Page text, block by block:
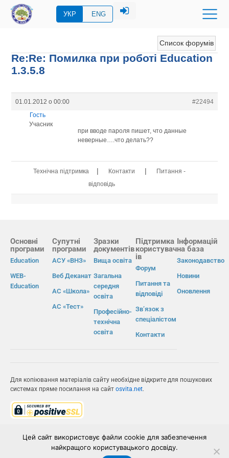
УКР ENG
Список форумів
Re:Re: Помилка при роботі Education
1.3.5.8
01.01.2012 о 00:00
#22494
Гость
Учасник
при вводе пароля пишет, что данные
неверные….что делать??
Технічна підтримка | Контакти |
Питання -
відповідь
Основні
програми
Education
WEB-
Education
Супутні
програми
АСУ «ВНЗ»
Веб Деканат
АС «Школа»
АС «Тест»
Зразки
документів
Вища освіта
Загальна
середня
освіта
Професійно-
технічна
освіта
Підтримка
користувач
ів
Форум
Питання та
відповіді
Зв’язок з
спеціалістом
Контакти
Інформацій
на база
Законодавство
Новини
Оновлення
Для копіювання матеріалів сайту необхідне відкрите для пошукових
системах пряме посилання на сайт osvita.net.
ІВС «ОСВІТА»
Цей сайт використовує файли cookie для забезпечення
найкращого користувацького досвіду.